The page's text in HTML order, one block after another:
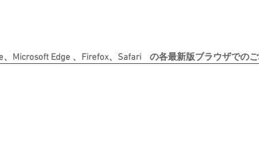
Microsoft Edge 、Firefox、Safari の各最新版ブラウザでのご